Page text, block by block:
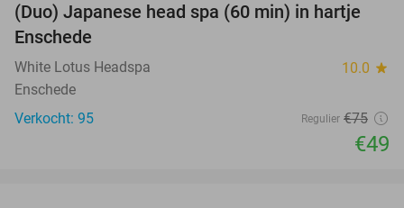
35%
(Duo) Japanese head spa (60 min) in hartje
Enschede
White Lotus Headspa 10.0 star
Enschede
Verkocht: 95
Regulier €75
€49